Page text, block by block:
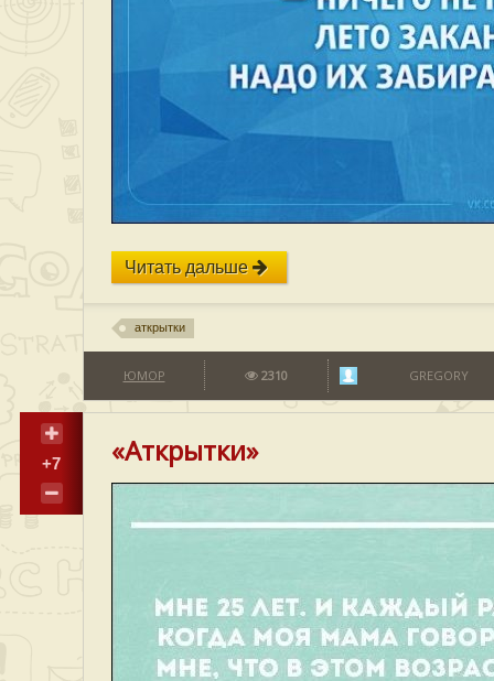
Читать дальше
аткрытки
ЮМОР 2310 GREGORY
+7 «Аткрытки»